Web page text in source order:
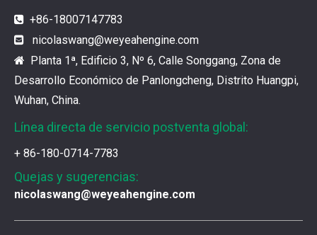
¿Cuál es el encanto de las piezas de la serie 3500 de Caterpillar?
Los productos de gas de alta calidad son
¿Qué son las piezas premium de la serie 3500 de Caterpillar?
¿Cómo elegir las piezas de la serie 3500 de Caterpillar?
 +86-18007147783
 nicolaswang@weyeahengine.com
 Planta 1ª, Edificio 3, Nº 6, Calle Songgang, Zona de
Desarrollo Económico de Panlongcheng, Distrito Huangpi,
Wuhan, China.
Línea directa de servicio postventa global:
+ 86-180-0714-7783
Quejas y sugerencias:
nicolaswang@weyeahengine.com